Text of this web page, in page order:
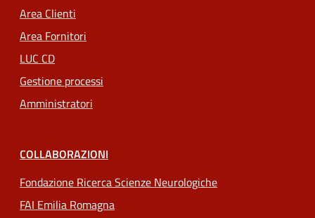
Area Clienti
Area Fornitori
LUC CD
Gestione processi
Amministratori
COLLABORAZIONI
Fondazione Ricerca Scienze Neurologiche
FAI Emilia Romagna